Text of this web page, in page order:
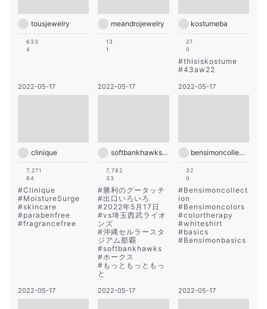
tousjewelry
633
4
meandrojewelry
13
1
kostumeba
27
0
#thisiskostume
#43aw22
2022-05-17
clinique
7,271
84
#Clinique
#MoistureSurge
#skincare
#parabenfree
#fragrancefree
2022-05-17
softbankhawks_official
7,782
33
#勝利のグータッチ
#出口いろいろ
#2022年5月17日
#vs埼玉西武ライオ
ンズ
#沖縄セルラースタ
ジアム那覇
#softbankhawks
#ホークス
# もっともっともっ
と
2022-05-17
bensimoncollection
32
0
#Bensimoncollect
ion
#Bensimoncolors
#colortherapy
#whiteshirt
#basics
#Bensimonbasics
2022-05-17 2022-05-17 2022-05-17